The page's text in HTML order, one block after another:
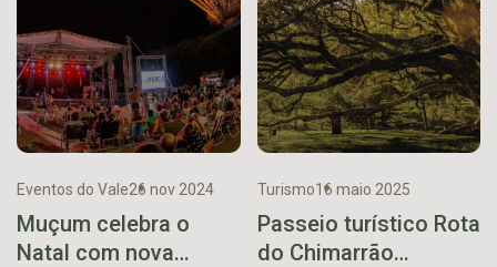
Eventos do Vale26 nov 2024
Muçum celebra o
Natal com nova
Turismo16 maio 2025
Passeio turístico Rota
do Chimarrão